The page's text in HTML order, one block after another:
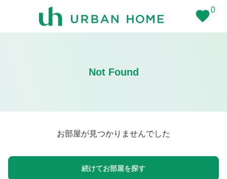
0
Not Found
お部屋が見つかりませんでした
続けてお部屋を探す